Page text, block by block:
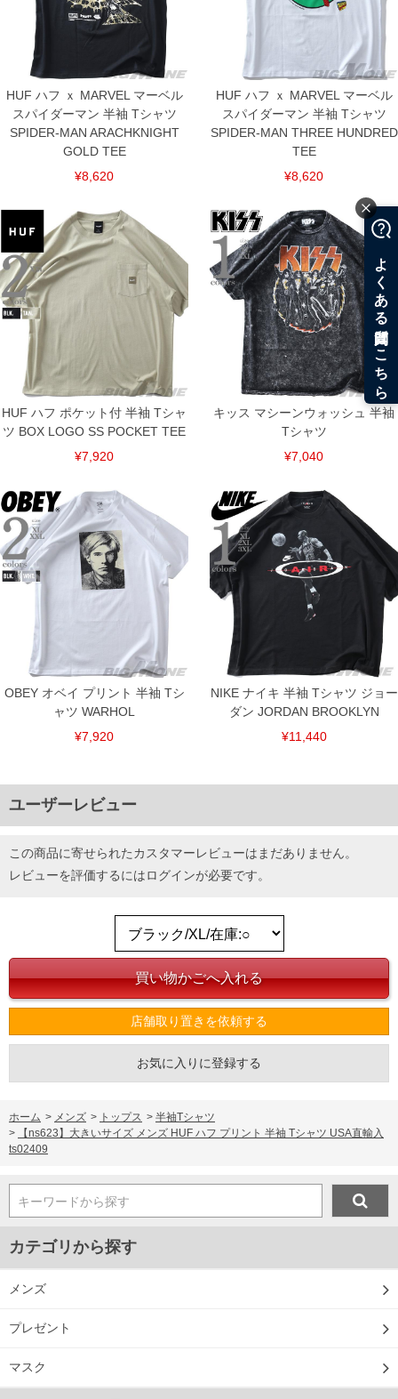
COLOR VARIATION
HUF ハフ ｘ MARVEL マーベル
スパイダーマン 半袖 Tシャツ
SPIDER-MAN ARACHKNIGHT
GOLD TEE
¥8,620
HUF ハフ ｘ MARVEL マーベル
スパイダーマン 半袖 Tシャツ
SPIDER-MAN THREE HUNDRED
TEE
¥8,620
HUF ハフ ポケット付 半袖 Tシャ
ツ BOX LOGO SS POCKET TEE
¥7,920
キッス マシーンウォッシュ 半袖
Tシャツ
¥7,040
OBEY オベイ プリント 半袖 Tシ
ャツ WARHOL
¥7,920
NIKE ナイキ 半袖 Tシャツ ジョー
ダン JORDAN BROOKLYN
¥11,440
ユーザーレビュー
この商品に寄せられたカスタマーレビューはまだありません。
レビューを評価するにはログインが必要です。
店舗取り置きを依頼する
お気に入りに登録する
ホーム > メンズ > トップス > 半袖Tシャツ
>
【ns623】大きいサイズ メンズ HUF ハフ プリント 半袖 Tシャツ USA直輸入
ts02409
キーワードから探す
カテゴリから探す
メンズ
プレゼント
マスク